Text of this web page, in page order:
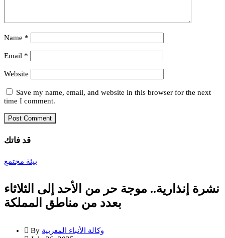
Name *
Email *
Website
Save my name, email, and website in this browser for the next
time I comment.
قد فاتك
بيئة مجتمع
نشرة إنذارية.. موجة حر من الأحد إلى الثلاثاء
بعدد من مناطق المملكة
By وكالة الأنباء المغربية